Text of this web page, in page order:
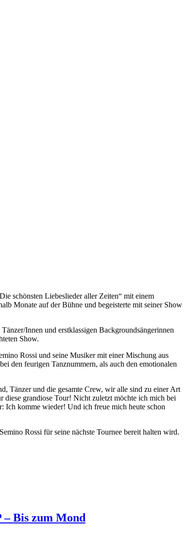
schönsten Liebeslieder aller Zeiten“ mit einem
Monate auf der Bühne und begeisterte mit seiner Show
Innen und erstklassigen Backgroundsängerinnen
Show.
Rossi und seine Musiker mit einer Mischung aus
den feurigen Tanznummern, als auch den emotionalen
Tänzer und die gesamte Crew, wir alle sind zu einer Art
diese grandiose Tour! Nicht zuletzt möchte ich mich bei
Ich komme wieder! Und ich freue mich heute schon
Rossi für seine nächste Tournee bereit halten wird.
– Bis zum Mond